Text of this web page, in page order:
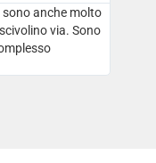
anche molto
via. Sono